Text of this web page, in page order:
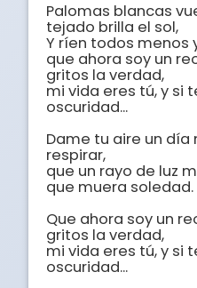
Palomas blancas
tejado brilla el sol,
Y ríen todos menos
que ahora soy un
gritos la verdad,
mi vida eres tú, y si
oscuridad...
Dame tu aire un
respirar,
que un rayo de luz
que muera soledad.
Que ahora soy un
gritos la verdad,
mi vida eres tú, y si
oscuridad...